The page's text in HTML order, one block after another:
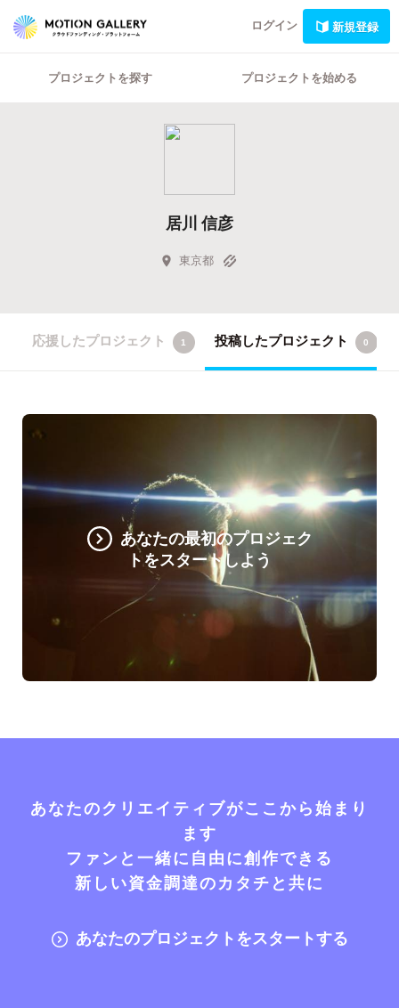
ログイン 新規登録
プロジェクトを探す プロジェクトを始める
居川 信彦
東京都
応援したプロジェクト 1 投稿したプロジェクト 0
あなたの最初のプロジェク
トをスタートしよう
あなたのクリエイティブがここから始まり
ます
ファンと一緒に自由に創作できる
新しい資金調達のカタチと共に
あなたのプロジェクトをスタートする